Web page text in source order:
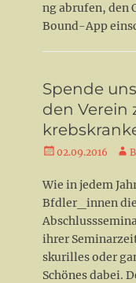
ng abrufen, den
Bound-App
Spende
den Verein
Veröffentlicht
02.09.2016 Autor
B
Wie in jedem
Bfdler_innen
ihrer
skurilles oder
Schönes dabei.